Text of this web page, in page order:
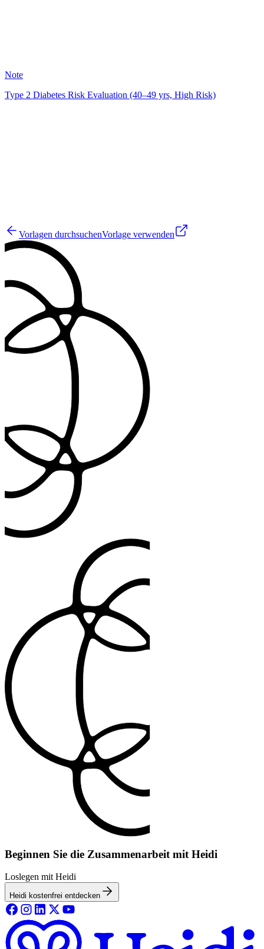
Note
Type 2 Diabetes Risk Evaluation (40–49 yrs, High Risk)
Vorlagen durchsuchenVorlage verwenden
Beginnen Sie die Zusammenarbeit mit Heidi
Loslegen mit Heidi
Heidi kostenfrei entdecken